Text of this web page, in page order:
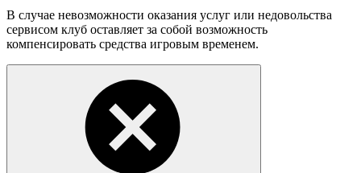
В случае невозможности оказания услуг или недовольства
сервисом клуб оставляет за собой возможность
компенсировать средства игровым временем.